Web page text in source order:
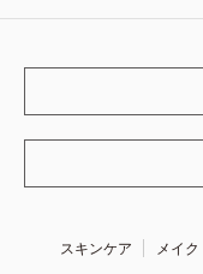
スキンケア メイク